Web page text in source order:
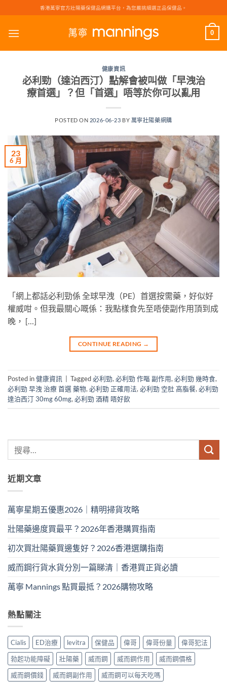
to
content
香港萬寧官方壯陽藥保健品網購平台，為您嚴挑細選正品保健品。
0
健康資訊
必利勁（達泊西汀）點解會被叫做「早洩治
療首選」？但「首選」唔等於你可以亂用
POSTED ON 2026-06-23 BY 萬寧壯陽藥網購
23
6 月
「網上都話必利勁係 全球早洩（PE）首選按需藥，好似好
權威咁。但我最關心嘅係：我點樣食先至唔使副作用頂到成
晚， […]
CONTINUE READING →
Posted in健康資訊 Tagged必利勁,必利勁 作嘔 副作用,必利勁 幾時食,
必利勁 早洩 治療 首選 藥物,必利勁 正確用法,必利勁 空肚 高脂餐,必利勁
達泊西汀 30mg 60mg,必利勁 酒精 唔好飲
近期文章
萬寧星期五優惠2026｜精明掃貨攻略
壯陽藥邊度買最平？2026年香港購買指南
初次買壯陽藥買邊隻好？2026香港選購指南
威而鋼行貨水貨分別一篇睇清｜香港買正貨必讀
萬寧 Mannings 點買最抵？2026購物攻略
熱點關注
Cialis ED治療 levitra 保健品 偉哥 偉哥份量
偉哥犯法
勃起功能障礙
壯陽藥 威而鋼 威而鋼作用
威而鋼價格
威而鋼價錢
威而鋼副作用 威而鋼可以每天吃嗎